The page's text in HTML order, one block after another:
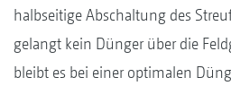
halbseitige Abschaltung des
gelangt kein Dünger über die
bleibt es bei einer optimalen